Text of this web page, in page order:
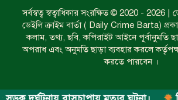
প্রধান আসামির মৃত্যুদণ্ড।
সর্বস্বত্ব স্বত্বাধিকার সংরক্ষিত © 2020 - 2026 |
ডেইলি ক্রাইম বার্তা ( Daily Crime Barta)
কলাম, তথ্য, ছবি, কপিরাইট আইনে পূর্বানুমতি
অপরাধ এবং অনুমতি ছাড়া ব্যবহার করলে কর্তৃপক্ষ
করতে পারবেন ।